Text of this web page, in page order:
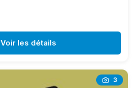
Voir les détails
3